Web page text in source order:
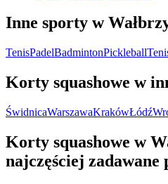
Inne sporty w
TenisPadelBadmintonPickleball
Korty squashowe w
ŚwidnicaWarszawaKrakówŁódź
Korty squashowe w
najczęściej zadawane